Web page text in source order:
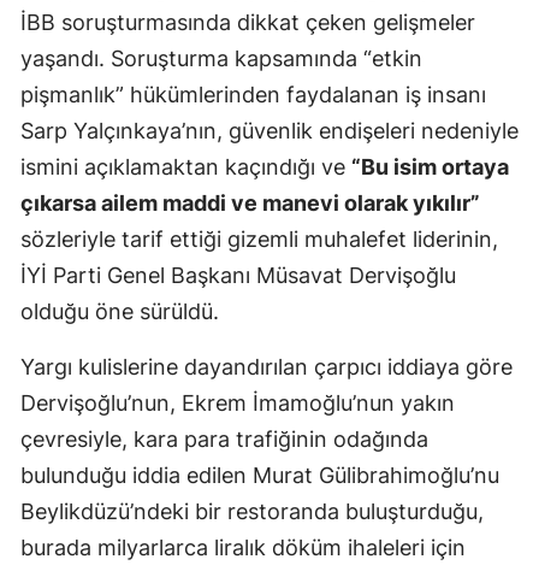
İBB soruşturmasında dikkat çeken gelişmeler
yaşandı. Soruşturma kapsamında “etkin
pişmanlık” hükümlerinden faydalanan iş insanı
Sarp Yalçınkaya’nın, güvenlik endişeleri nedeniyle
ismini açıklamaktan kaçındığı ve “Bu isim ortaya
çıkarsa ailem maddi ve manevi olarak yıkılır”
sözleriyle tarif ettiği gizemli muhalefet liderinin,
İYİ Parti Genel Başkanı Müsavat Dervişoğlu
olduğu öne sürüldü.
Yargı kulislerine dayandırılan çarpıcı iddiaya göre
Dervişoğlu’nun, Ekrem İmamoğlu’nun yakın
çevresiyle, kara para trafiğinin odağında
bulunduğu iddia edilen Murat Gülibrahimoğlu’nu
Beylikdüzü’ndeki bir restoranda buluşturduğu,
burada milyarlarca liralık döküm ihaleleri için